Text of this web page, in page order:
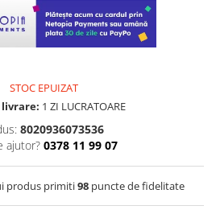
STOC EPUIZAT
1 ZI LUCRATOARE
8020936073536
ajutor? 0378 11 99 07
produs primiti98puncte de fidelitate